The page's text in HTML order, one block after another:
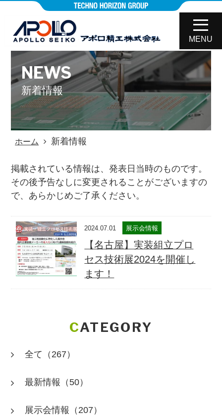
MENU
NEWS
新着情報
ホーム 新着情報
掲載されている情報は、発表日当時のものです。
その後予告なしに変更されることがございますの
で、あらかじめご了承ください。
2024.07.01 展示会情報
【名古屋】実装組立プロ
セス技術展2024を開催し
ます！
CATEGORY
全て （267）
最新情報 （50）
展示会情報 （207）